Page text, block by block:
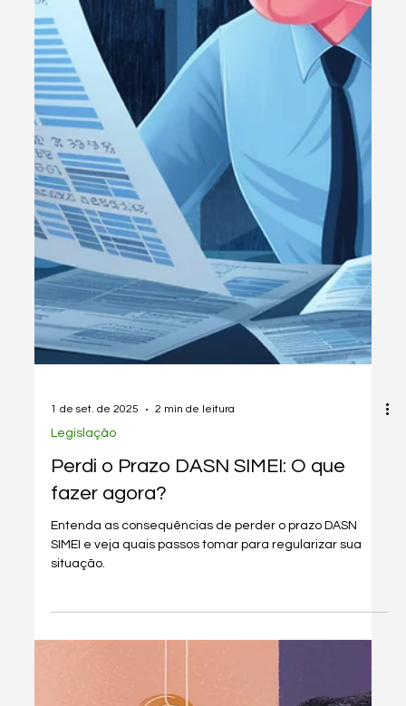
O prazo para se cadastrar no DET encerrou, mas ainda
há tempo! Saiba como regularizar sua situação e evitar
penalidades como multas.